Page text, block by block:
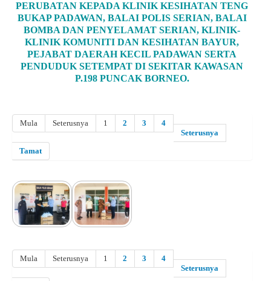
PERUBATAN KEPADA KLINIK KESIHATAN TENG
BUKAP PADAWAN, BALAI POLIS SERIAN, BALAI
BOMBA DAN PENYELAMAT SERIAN, KLINIK-
KLINIK KOMUNITI DAN KESIHATAN BAYUR,
PEJABAT DAERAH KECIL PADAWAN SERTA
PENDUDUK SETEMPAT DI SEKITAR KAWASAN
P.198 PUNCAK BORNEO.
Mula Seterusnya 1 2 3
4
Seterusnya
Tamat
Mula Seterusnya 1 2 3
4
Seterusnya